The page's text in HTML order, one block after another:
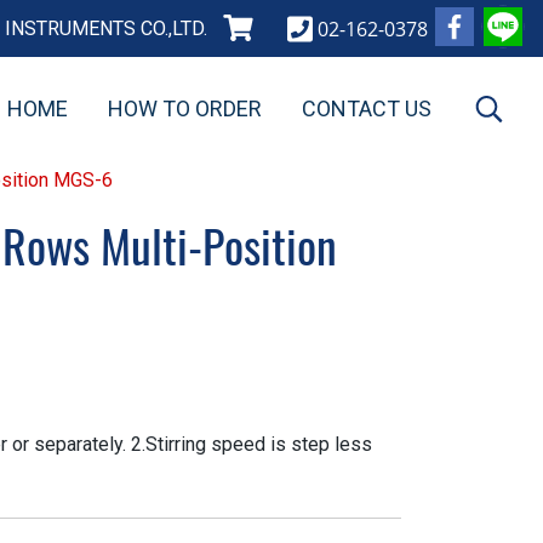
CO.,LTD. 02-162-0378
HOME HOW TO ORDER CONTACT US
MGS-6
Multi-Position
or separately. 2.Stirring speed is step less